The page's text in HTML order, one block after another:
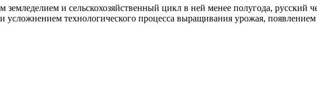
земледелием и сельскохозяйственный цикл в ней менее полугода, русский
технологического процесса выращивания урожая,